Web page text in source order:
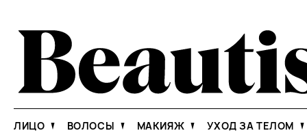
ЛИЦО ВОЛОСЫ МАКИЯЖ УХОД ЗА ТЕЛОМ